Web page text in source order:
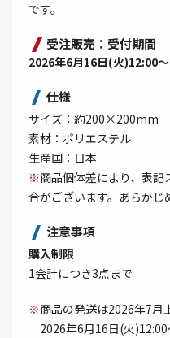
です。
受注販売：受付期間
2026年6月16日(火)12:00
仕様
サイズ：約200×200mm
素材：ポリエステル
生産国：日本
※商品個体差により、表
合がございます。あらかじ
注意事項
購入制限
1会計につき3点まで
※商品の発送は2026年7月
2026年6月16日(火